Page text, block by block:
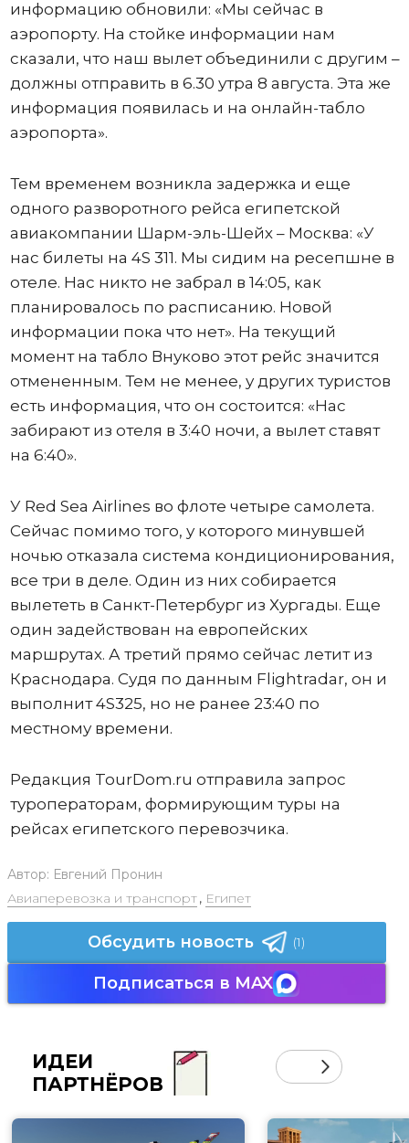
информацию обновили: «Мы сейчас в
аэропорту. На стойке информации нам
сказали, что наш вылет объединили с другим –
должны отправить в 6.30 утра 8 августа. Эта же
информация появилась и на онлайн-табло
аэропорта».
Тем временем возникла задержка и еще
одного разворотного рейса египетской
авиакомпании Шарм-эль-Шейх – Москва: «У
нас билеты на 4S 311. Мы сидим на ресепшне в
отеле. Нас никто не забрал в 14:05, как
планировалось по расписанию. Новой
информации пока что нет». На текущий
момент на табло Внуково этот рейс значится
отмененным. Тем не менее, у других туристов
есть информация, что он состоится: «Нас
забирают из отеля в 3:40 ночи, а вылет ставят
на 6:40».
У Red Sea Airlines во флоте четыре самолета.
Сейчас помимо того, у которого минувшей
ночью отказала система кондиционирования,
все три в деле. Один из них собирается
вылететь в Санкт-Петербург из Хургады. Еще
один задействован на европейских
маршрутах. А третий прямо сейчас летит из
Краснодара. Судя по данным Flightradar, он и
выполнит 4S325, но не ранее 23:40 по
местному времени.
Редакция TourDom.ru отправила запрос
туроператорам, формирующим туры на
рейсах египетского перевозчика.
Автор: Евгений Пронин
Авиаперевозка и транспорт, Египет
Обсудить новость (1)
Подписаться в MAX
ИДЕИ
ПАРТНЁРОВ